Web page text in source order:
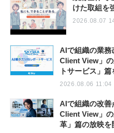
けた取組を
2026.08.07
AIで組織の業務
Client View」
トサービス」篇
2026.08.06 11:04
AIで組織の改善
Client View」
革」篇の放映を